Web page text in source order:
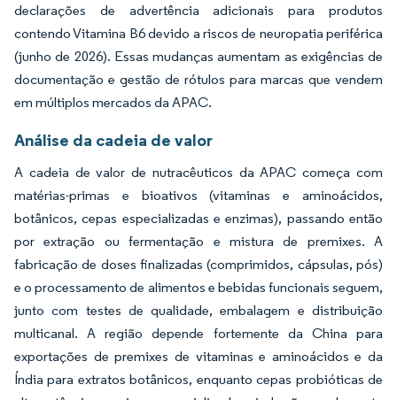
declarações de advertência adicionais para produtos
contendo Vitamina B6 devido a riscos de neuropatia periférica
(junho de 2026). Essas mudanças aumentam as exigências de
documentação e gestão de rótulos para marcas que vendem
em múltiplos mercados da APAC.
Análise da cadeia de valor
A cadeia de valor de nutracêuticos da APAC começa com
matérias-primas e bioativos (vitaminas e aminoácidos,
botânicos, cepas especializadas e enzimas), passando então
por extração ou fermentação e mistura de premixes. A
fabricação de doses finalizadas (comprimidos, cápsulas, pós)
e o processamento de alimentos e bebidas funcionais seguem,
junto com testes de qualidade, embalagem e distribuição
multicanal. A região depende fortemente da China para
exportações de premixes de vitaminas e aminoácidos e da
Índia para extratos botânicos, enquanto cepas probióticas de